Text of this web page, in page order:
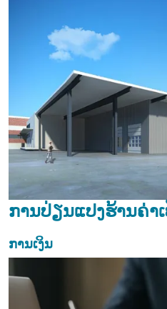
ການປ່ຽນແປງຮ້ານຄ່າ
ການເງິນ